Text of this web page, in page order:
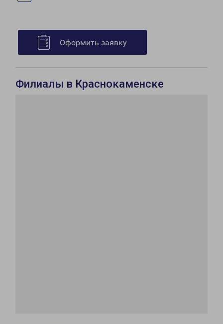
Оформить заявку
Филиалы в Краснокаменске